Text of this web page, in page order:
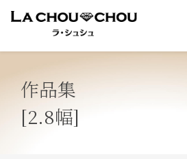
作品集
[2.8幅]